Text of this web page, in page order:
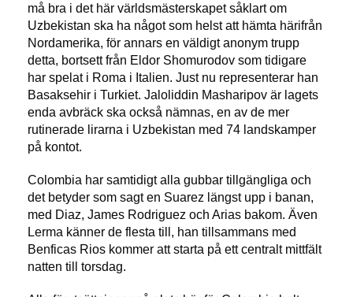
må bra i det här världsmästerskapet såklart om
Uzbekistan ska ha något som helst att hämta härifrån
Nordamerika, för annars en väldigt anonym trupp
detta, bortsett från Eldor Shomurodov som tidigare
har spelat i Roma i Italien. Just nu representerar han
Basaksehir i Turkiet. Jaloliddin Masharipov är lagets
enda avbräck ska också nämnas, en av de mer
rutinerade lirarna i Uzbekistan med 74 landskamper
på kontot.
Colombia har samtidigt alla gubbar tillgängliga och
det betyder som sagt en Suarez längst upp i banan,
med Diaz, James Rodriguez och Arias bakom. Även
Lerma känner de flesta till, han tillsammans med
Benficas Rios kommer att starta på ett centralt mittfält
natten till torsdag.